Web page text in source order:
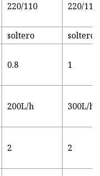
220/110 220/110
soltero
soltero
0.8 1
200L/h 300L/
2 2